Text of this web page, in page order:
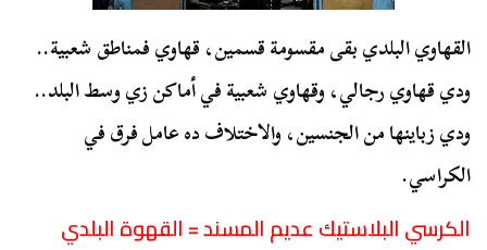
القهاوي البلدي بقى مقسومة قسمين، قهاوي فمناطق شعبية..
ودي قهاوي رجالي، وقهاوي شعبية في أماكن زي وسط البلد..
ودي زباينها من الجنسين، والاختلاف ده عامل فرق في
الكراسي.
الكرسي البلاستيك عديم المسند = القهوة البلدي